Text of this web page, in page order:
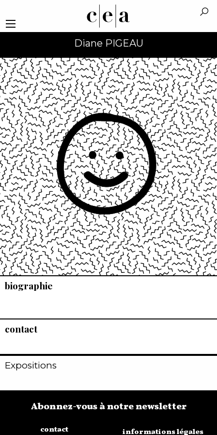
Diane PIGEAU
biographie
contact
Expositions
contact
Abonnez-vous à notre newsletter
informations légales